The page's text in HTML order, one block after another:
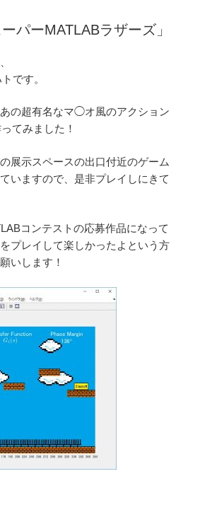
パーMATLABラザーズ」
です。
の超有名なマ◯オ風のアクション
てみました！
展示スペースの出口付近のゲーム
いますので、是非プレイしにきて
コンテストの応募作品になって
プレイして楽しかったよという方
いします！